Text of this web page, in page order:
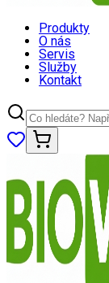
Produkty
O nás
Servis
Služby
Kontakt